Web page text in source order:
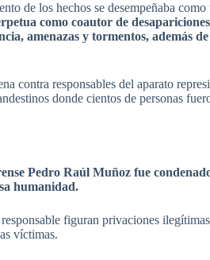
de los hechos se desempeñaba
como coautor de
amenazas y tormentos, además
contra responsables del aparato
donde cientos de personas
Pedro Raúl Muñoz fue
humanidad.
figuran privaciones
víctimas.